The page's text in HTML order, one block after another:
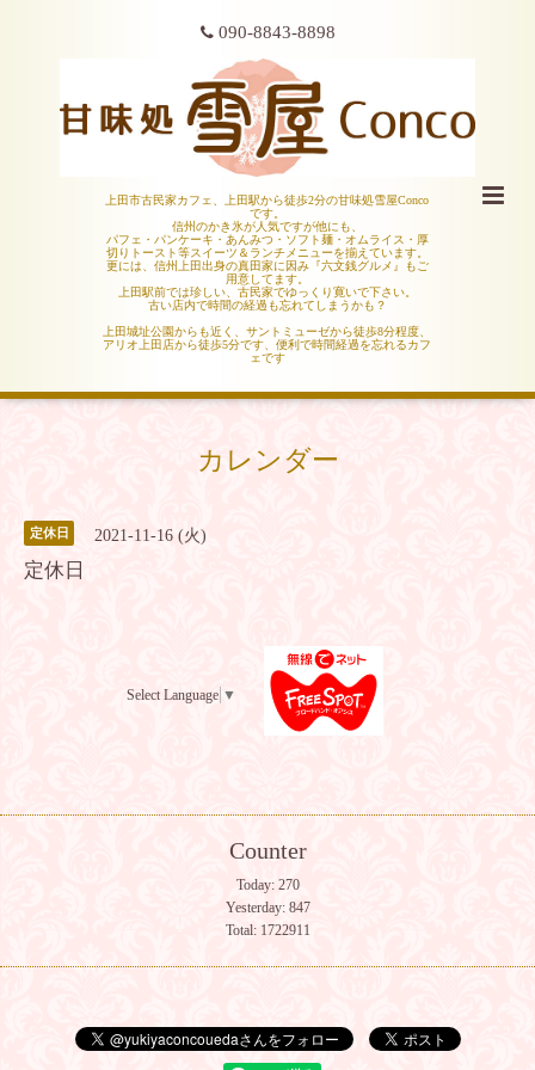
090-8843-8898
上田市古民家カフェ、上田駅から徒歩2分の甘味処雪屋Conco
です。
信州のかき氷が人気ですが他にも、
パフェ・パンケーキ・あんみつ・ソフト麺・オムライス・厚
切りトースト等スイーツ＆ランチメニューを揃えています。
更には、信州上田出身の真田家に因み『六文銭グルメ』もご
用意してます。
上田駅前では珍しい、古民家でゆっくり寛いで下さい。
古い店内で時間の経過も忘れてしまうかも？
上田城址公園からも近く、サントミューゼから徒歩8分程度、
アリオ上田店から徒歩5分です、便利で時間経過を忘れるカフ
ェです
カレンダー
定休日 2021-11-16 (火)
定休日
Select Language ▼
Counter
Today: 270
Yesterday: 847
Total: 1722911